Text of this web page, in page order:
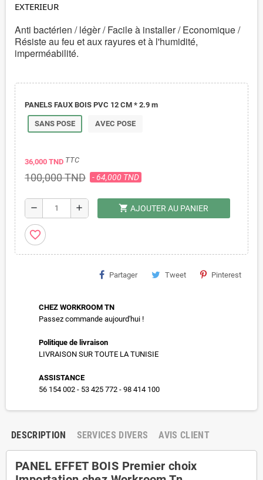
EXTERIEUR
Anti bactérien / légèr / Facile à installer /
Economique /
Résiste au feu et aux rayures et à l'humidité,
imperméabilité.
PANELS FAUX BOIS PVC 12 CM * 2.9 m
SANS POSE AVEC POSE
36,000 TND TTC
100,000 TND - 64,000 TND
remove add shopping_cart AJOUTER AU PANIER
favorite_border
Partager Tweet Pinterest
CHEZ WORKROOM TN
Passez commande aujourd'hui !
Politique de livraison
LIVRAISON SUR TOUTE LA TUNISIE
ASSISTANCE
56 154 002 - 53 425 772 - 98 414 100
DESCRIPTION SERVICES DIVERS AVIS CLIENT
PANEL EFFET BOIS Premier choix